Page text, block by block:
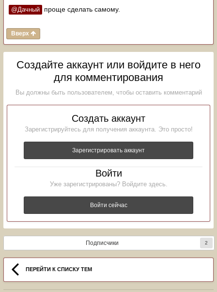
@Дачный проще сделать самому.
Вверх
Создайте аккаунт или войдите в него
для комментирования
Вы должны быть пользователем, чтобы оставить комментарий
Создать аккаунт
Зарегистрируйтесь для получения аккаунта. Это просто!
Зарегистрировать аккаунт
Войти
Уже зарегистрированы? Войдите здесь.
Войти сейчас
Подписчики 2
ПЕРЕЙТИ К СПИСКУ ТЕМ